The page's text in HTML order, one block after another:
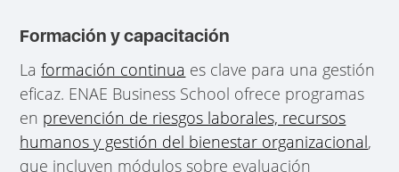
Formación y capacitación
Laformación continua es clave para una gestión
eficaz. ENAE Business School ofrece programas
en prevención de riesgos laborales, recursos
humanos y gestión del bienestar organizacional,
que incluyen módulos sobre evaluación